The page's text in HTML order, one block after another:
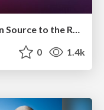
AI in Enterprises - Java and Open Source to the Rescue
0 1.4k